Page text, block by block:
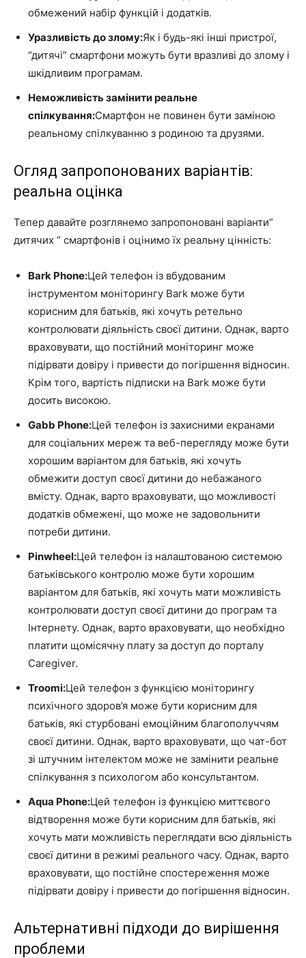
обмежений набір функцій і додатків.
Уразливість до злому:Як і будь-які інші пристрої,
“дитячі” смартфони можуть бути вразливі до злому і
шкідливим програмам.
Неможливість замінити реальне
спілкування:Смартфон не повинен бути заміною
реальному спілкуванню з родиною та друзями.
Огляд запропонованих варіантів:
реальна оцінка
Тепер давайте розглянемо запропоновані варіанти”
дитячих ” смартфонів і оцінимо їх реальну цінність:
Bark Phone:Цей телефон із вбудованим
інструментом моніторингу Bark може бути
корисним для батьків, які хочуть ретельно
контролювати діяльність своєї дитини. Однак, варто
враховувати, що постійний моніторинг може
підірвати довіру і привести до погіршення відносин.
Крім того, вартість підписки на Bark може бути
досить високою.
Gabb Phone:Цей телефон із захисними екранами
для соціальних мереж та веб-перегляду може бути
хорошим варіантом для батьків, які хочуть
обмежити доступ своєї дитини до небажаного
вмісту. Однак, варто враховувати, що можливості
додатків обмежені, що може не задовольнити
потреби дитини.
Pinwheel:Цей телефон із налаштованою системою
батьківського контролю може бути хорошим
варіантом для батьків, які хочуть мати можливість
контролювати доступ своєї дитини до програм та
Інтернету. Однак, варто враховувати, що необхідно
платити щомісячну плату за доступ до порталу
Caregiver.
Troomi:Цей телефон з функцією моніторингу
психічного здоров’я може бути корисним для
батьків, які стурбовані емоційним благополуччям
своєї дитини. Однак, варто враховувати, що чат-бот
зі штучним інтелектом може не замінити реальне
спілкування з психологом або консультантом.
Aqua Phone:Цей телефон із функцією миттєвого
відтворення може бути корисним для батьків, які
хочуть мати можливість переглядати всю діяльність
своєї дитини в режимі реального часу. Однак, варто
враховувати, що постійне спостереження може
підірвати довіру і привести до погіршення відносин.
Альтернативні підходи до вирішення
проблеми